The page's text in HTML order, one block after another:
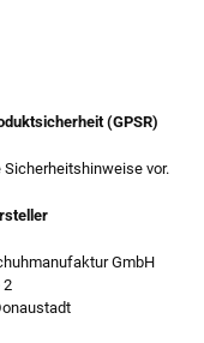
(GPSR)
Sicherheitshinweise vor.
GmbH
2